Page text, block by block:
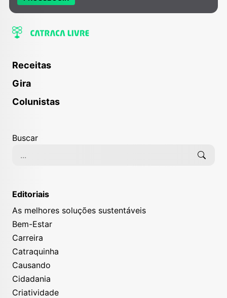
Receitas
Gira
Colunistas
Buscar
Editoriais
As melhores soluções sustentáveis
Bem-Estar
Carreira
Catraquinha
Causando
Cidadania
Criatividade